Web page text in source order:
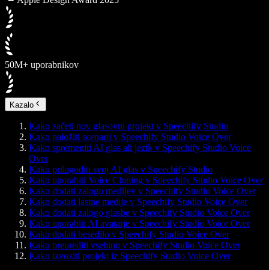
50M+ uporabnikov
Kazalo
Kako začeti nov glasovni projekt v Speechify Studio
Kako naložiti scenarij v Speechify Studio Voice Over
Kako spremeniti AI glas ali jezik v Speechify Studio Voice
Over
Kako prilagoditi svoj AI glas v Speechify Studio
Kako uporabiti Voice Cloning v Speechify Studio Voice Over
Kako dodati zalogo medijev v Speechify Studio Voice Over
Kako dodati lastne medije v Speechify Studio Voice Over
Kako dodati zalogo glasbe v Speechify Studio Voice Over
Kako uporabiti AI avatarje v Speechify Studio Voice Over
Kako dodati besedilo v Speechify Studio Voice Over
Kako preurediti vsebino v Speechify Studio Voice Over
Kako izvoziti projekt iz Speechify Studio Voice Over